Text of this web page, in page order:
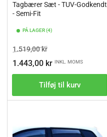
Tagbærer Sæt - TUV-Godkendt
- Semi-Fit
PÅ LAGER (4)
Vejl.pris
1.519,00 krTilbudspris
1.443,00 kr INKL. MOMS
Tilføj til kurv